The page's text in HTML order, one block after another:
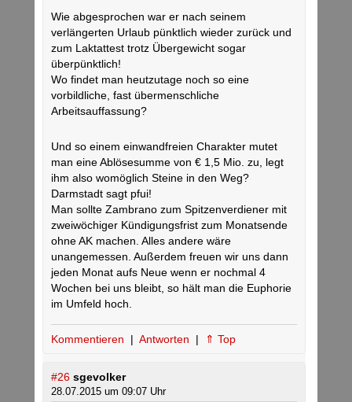
Wie abgesprochen war er nach seinem
verlängerten Urlaub pünktlich wieder zurück und
zum Laktattest trotz Übergewicht sogar
überpünktlich!
Wo findet man heutzutage noch so eine
vorbildliche, fast übermenschliche
Arbeitsauffassung?
Und so einem einwandfreien Charakter mutet
man eine Ablösesumme von € 1,5 Mio. zu, legt
ihm also womöglich Steine in den Weg?
Darmstadt sagt pfui!
Man sollte Zambrano zum Spitzenverdiener mit
zweiwöchiger Kündigungsfrist zum Monatsende
ohne AK machen. Alles andere wäre
unangemessen. Außerdem freuen wir uns dann
jeden Monat aufs Neue wenn er nochmal 4
Wochen bei uns bleibt, so hält man die Euphorie
im Umfeld hoch.
Kommentieren | Antworten | ⇑ Top
#26 sgevolker
28.07.2015 um 09:07 Uhr